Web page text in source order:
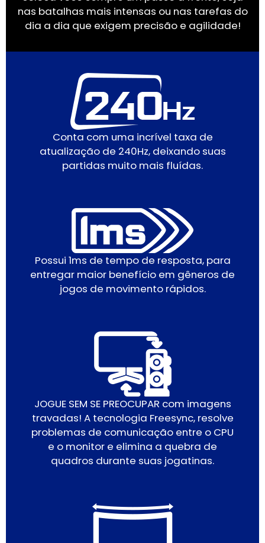
nas batalhas mais intensas ou nas tarefas do
dia a dia que exigem precisão e agilidade!
Conta com uma incrível taxa de
atualização de 240Hz, deixando suas
partidas muito mais fluídas.
Possui 1ms de tempo de resposta, para
entregar maior benefício em gêneros de
jogos de movimento rápidos.
JOGUE SEM SE PREOCUPAR com imagens
travadas! A tecnologia Freesync, resolve
problemas de comunicação entre o CPU
e o monitor e elimina a quebra de
quadros durante suas jogatinas.